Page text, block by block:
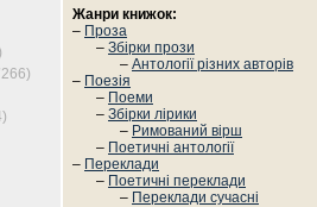
Жанри книжок:
– Проза
– Збірки прози
– Антології різних авторів
– Поезія
– Поеми
– Збірки лірики
– Римований вірш
– Поетичні антології
– Переклади
– Поетичні переклади
– Переклади сучасні